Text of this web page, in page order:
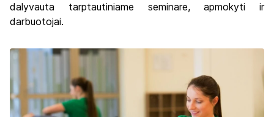
dalyvauta tarptautiniame seminare, apmokyti ir
darbuotojai.